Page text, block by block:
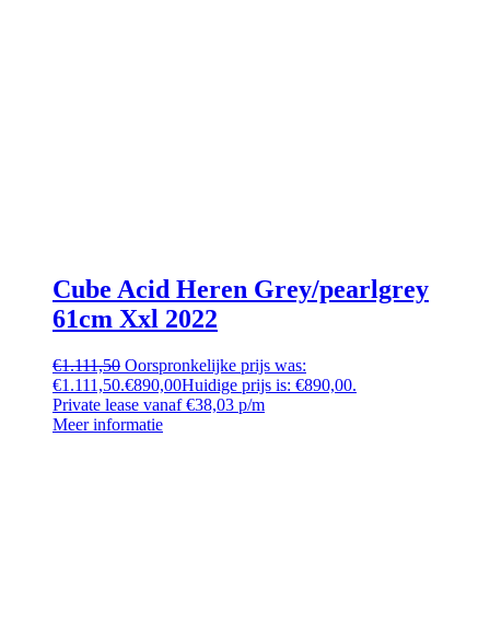
Cube Acid Heren Grey/pearlgrey
61cm Xxl 2022
€1.111,50 Oorspronkelijke prijs was:
€1.111,50.€890,00Huidige prijs is: €890,00.
Private lease vanaf €38,03 p/m
Meer informatie